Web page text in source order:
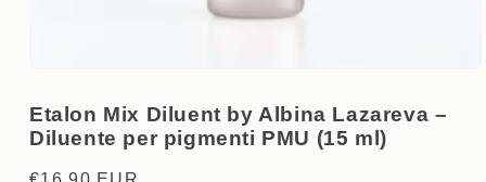
1
in
modal
Etalon Mix Diluent by Albina Lazareva –
Diluente per pigmenti PMU (15 ml)